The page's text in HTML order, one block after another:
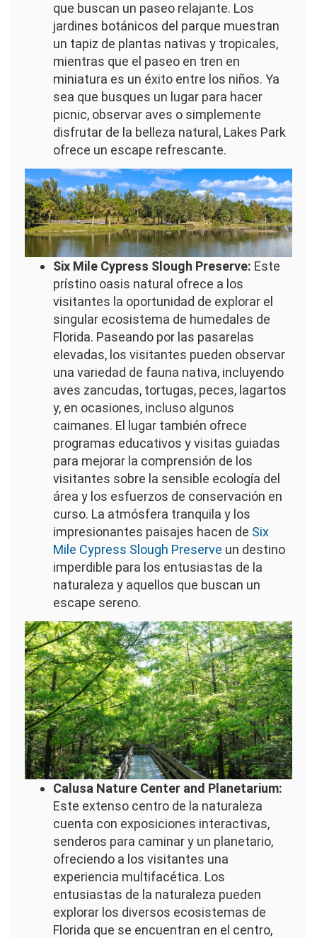
que buscan un paseo relajante. Los
jardines botánicos del parque muestran
un tapiz de plantas nativas y tropicales,
mientras que el paseo en tren en
miniatura es un éxito entre los niños. Ya
sea que busques un lugar para hacer
picnic, observar aves o simplemente
disfrutar de la belleza natural, Lakes Park
ofrece un escape refrescante.
Imagen
Six Mile Cypress Slough Preserve: Este
prístino oasis natural ofrece a los
visitantes la oportunidad de explorar el
singular ecosistema de humedales de
Florida. Paseando por las pasarelas
elevadas, los visitantes pueden observar
una variedad de fauna nativa, incluyendo
aves zancudas, tortugas, peces, lagartos
y, en ocasiones, incluso algunos
caimanes. El lugar también ofrece
programas educativos y visitas guiadas
para mejorar la comprensión de los
visitantes sobre la sensible ecología del
área y los esfuerzos de conservación en
curso. La atmósfera tranquila y los
impresionantes paisajes hacen de Six
Mile Cypress Slough Preserve un destino
imperdible para los entusiastas de la
naturaleza y aquellos que buscan un
escape sereno.
Imagen
Calusa Nature Center and Planetarium:
Este extenso centro de la naturaleza
cuenta con exposiciones interactivas,
senderos para caminar y un planetario,
ofreciendo a los visitantes una
experiencia multifacética. Los
entusiastas de la naturaleza pueden
explorar los diversos ecosistemas de
Florida que se encuentran en el centro,